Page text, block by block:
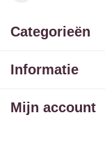
Categorieën
Informatie
Mijn account